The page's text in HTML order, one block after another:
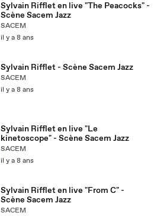
Sylvain Rifflet en live "The Peacocks" -
Scène Sacem Jazz
SACEM
il y a 8 ans
Sylvain Rifflet - Scène Sacem Jazz
SACEM
il y a 8 ans
Sylvain Rifflet en live "Le
kinetoscope" - Scène Sacem Jazz
SACEM
il y a 8 ans
Sylvain Rifflet en live "From C" -
Scène Sacem Jazz
SACEM